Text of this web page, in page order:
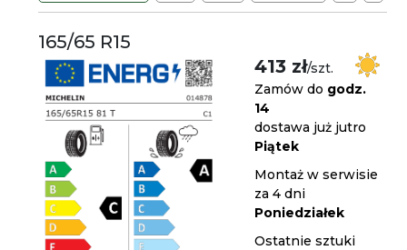
165/65 R15
413 zł/szt.
Zamów do godz.
14
dostawa już jutro
Piątek
Montaż w serwisie
za 4 dni
Poniedziałek
Ostatnie sztuki